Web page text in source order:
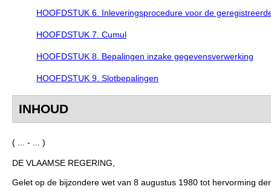
HOOFDSTUK 6. Inleveringsprocedure voor de
HOOFDSTUK 7. Cumul
HOOFDSTUK 8. Bepalingen inzake gegevensverwerking
HOOFDSTUK 9. Slotbepalingen
INHOUD
( ... - ... )
DE VLAAMSE REGERING,
Gelet op de bijzondere wet van 8 augustus 1980 tot hervorming